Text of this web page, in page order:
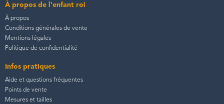
À propos de l'enfant roi
À propos
Conditions générales de vente
Mentions légales
Politique de confidentialité
Infos pratiques
Aide et questions fréquentes
Points de vente
Mesures et tailles